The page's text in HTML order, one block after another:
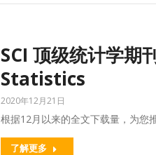
SCI 顶级统计学
Statistics
2020年12月21日
根据12月以来的全文下载量，为您
了解更多